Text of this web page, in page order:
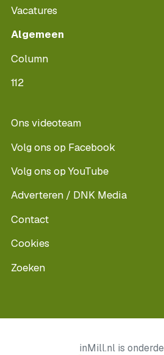
Vacatures
Algemeen
Column
112
Ons videoteam
Volg ons op Facebook
Volg ons op YouTube
Adverteren / DNK Media
Contact
Cookies
Zoeken
inMill.nl is